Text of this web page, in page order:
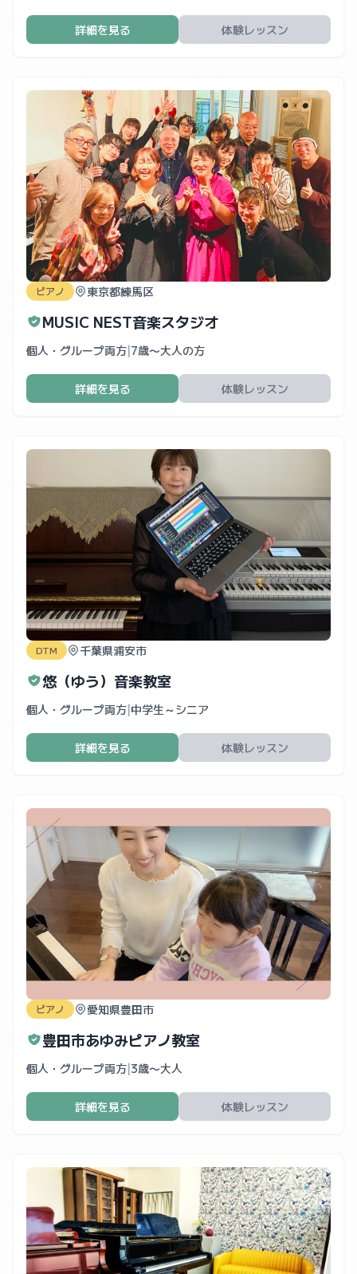
詳細を見る 体験レッスン
ピアノ 東京都練馬区
MUSIC NEST音楽スタジオ
個人・グループ両方|7歳〜大人の方
詳細を見る 体験レッスン
DTM 千葉県浦安市
悠（ゆう）音楽教室
個人・グループ両方|中学生～シニア
詳細を見る 体験レッスン
ピアノ 愛知県豊田市
豊田市あゆみピアノ教室
個人・グループ両方|3歳〜大人
詳細を見る 体験レッスン